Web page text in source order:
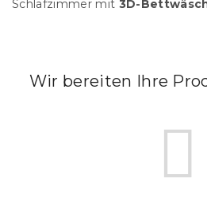
Schlafzimmer mit 3D-
Wir bereiten Ihre